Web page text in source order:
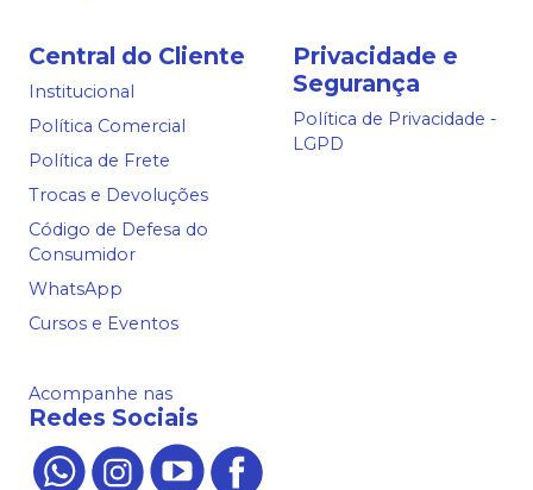
Central do Cliente
Institucional
Política Comercial
Política de Frete
Trocas e Devoluções
Código de Defesa do
Consumidor
WhatsApp
Cursos e Eventos
Privacidade e
Segurança
Política de Privacidade -
LGPD
Acompanhe nas
Redes Sociais